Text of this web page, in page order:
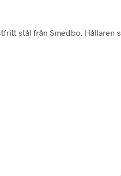
stål från Smedbo.